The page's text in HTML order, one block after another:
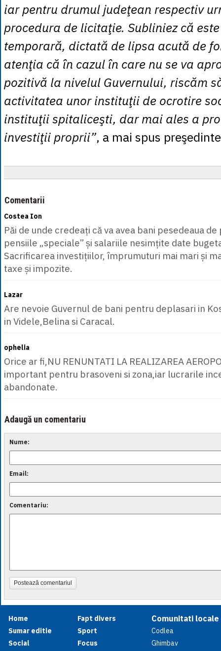
iar pentru drumul judeţean respectiv
procedura de licitaţie. Subliniez că
temporară, dictată de lipsa acută de
atenţia că în cazul în care nu se va
pozitivă la nivelul Guvernului, riscăm
activitatea unor instituţii de ocrotire
instituţii spitaliceşti, dar mai ales a
investiţii proprii”, a mai spus
Comentarii
Costea Ion
Păi de unde credeați că va avea bani pesedeaua
pensiile „speciale” și salariile nesimțite date
Sacrificarea investițiilor, împrumuturi mai mari și
taxe și impozite.
Lazar
Are nevoie Guvernul de bani pentru deplasari in
in Videle,Belina si Caracal.
ophelia
Orice ar fi,NU RENUNTATI LA REALIZAREA
important pentru brasoveni si zona,iar lucrarile
abandonate.
Adaugă un comentariu
Nume:
Email:
Comentariu:
Postează comentariul
Home
Sumar editie
Social
Fapt divers
Sport
Focus
Comunitati locale
Codlea
Ghimbav